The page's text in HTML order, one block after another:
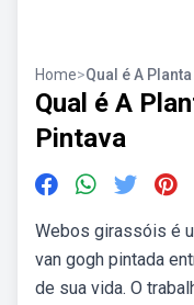
Home>Qual é A
Qual é A
Pintava
Webos girassóis é
van gogh pintada
de sua vida. O